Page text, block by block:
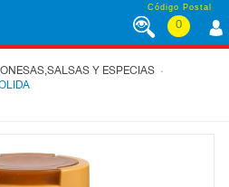
Código Postal
0
Y ESPECIAS .